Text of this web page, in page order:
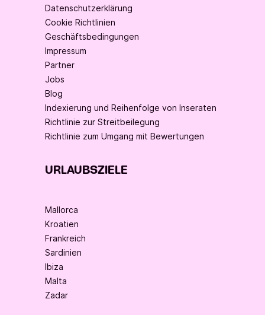
Datenschutzerklärung
Cookie Richtlinien
Geschäftsbedingungen
Impressum
Partner
Jobs
Blog
Indexierung und Reihenfolge von Inseraten
Richtlinie zur Streitbeilegung
Richtlinie zum Umgang mit Bewertungen
URLAUBSZIELE
Mallorca
Kroatien
Frankreich
Sardinien
Ibiza
Malta
Zadar